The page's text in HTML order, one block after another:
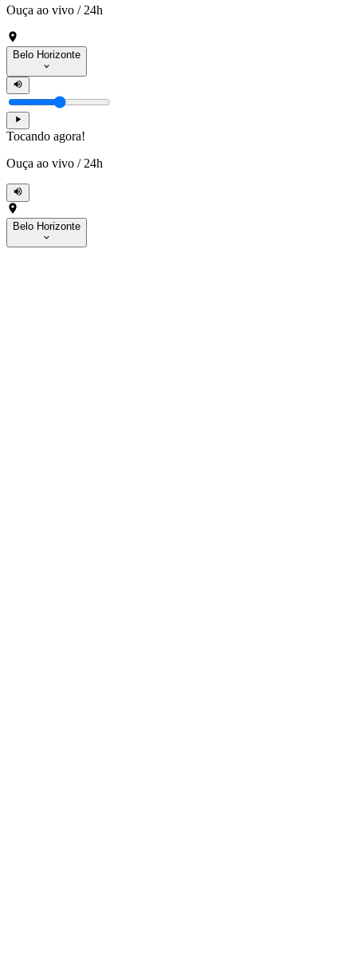
Ouça ao vivo / 24h
Belo Horizonte
Tocando agora!
Ouça ao vivo / 24h
Belo Horizonte